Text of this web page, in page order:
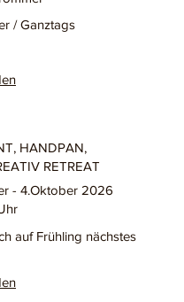
/ Ganztags
HANDPAN,
RETREAT
- 4.Oktober 2026
auf Frühling nächstes